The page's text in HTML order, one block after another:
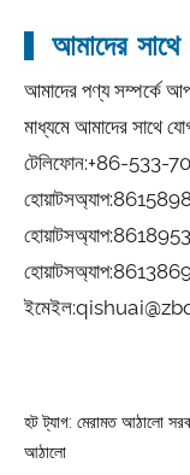
আমাদের
আমাদের পণ্য সম্পর্কে
মাধ্যমে আমাদের সাথে
টেলিফোন:+86-533-
হোয়াটসঅ্যাপ:
হোয়াটসঅ্যাপ:
হোয়াটসঅ্যাপ:
ইমেইল:
হট ট্যাগ: মেরামত আঠালো
আঠালো